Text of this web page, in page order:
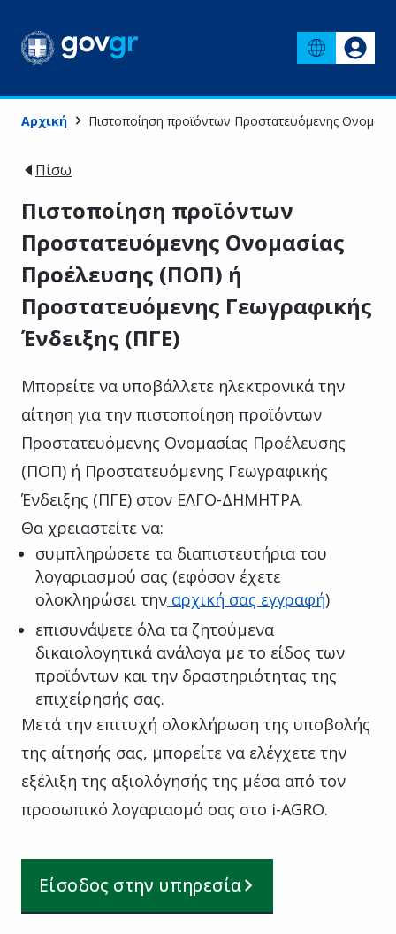
Αρχική Πιστοποίηση προϊόντων Προστατευόμενης
Πίσω
Πιστοποίηση προϊόντων
Προστατευόμενης Ονομασίας
Προέλευσης (ΠΟΠ) ή
Προστατευόμενης Γεωγραφικής
Ένδειξης (ΠΓΕ)
Μπορείτε να υποβάλλετε ηλεκτρονικά την
αίτηση για την πιστοποίηση προϊόντων
Προστατευόμενης Ονομασίας Προέλευσης
(ΠΟΠ) ή Προστατευόμενης Γεωγραφικής
Ένδειξης (ΠΓΕ) στον ΕΛΓΟ-ΔΗΜΗΤΡΑ.
Θα χρειαστείτε να:
συμπληρώσετε τα διαπιστευτήρια του
λογαριασμού σας (εφόσον έχετε
ολοκληρώσει την αρχική σας εγγραφή)
επισυνάψετε όλα τα ζητούμενα
δικαιολογητικά ανάλογα με το είδος των
προϊόντων και την δραστηριότητας της
επιχείρησής σας.
Μετά την επιτυχή ολοκλήρωση της υποβολής
της αίτησής σας, μπορείτε να ελέγχετε την
εξέλιξη της αξιολόγησής της μέσα από τον
προσωπικό λογαριασμό σας στο i-AGRΟ.
Είσοδος στην υπηρεσία